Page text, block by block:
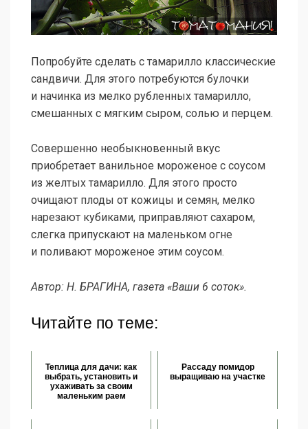
Попробуйте сделать с тамарилло классические
сандвичи. Для этого потребуются булочки
и начинка из мелко рубленных тамарилло,
смешанных с мягким сыром, солью и перцем.
Совершенно необыкновенный вкус
приобретает ванильное мороженое с соусом
из желтых тамарилло. Для этого просто
очищают плоды от кожицы и семян, мелко
нарезают кубиками, приправляют сахаром,
слегка припускают на маленьком огне
и поливают мороженое этим соусом.
Автор: Н. БРАГИНА, газета «Ваши 6 соток».
Читайте по теме:
Теплица для дачи: как
выбрать, установить и
ухаживать за своим
маленьким раем
Рассаду помидор
выращиваю на участке